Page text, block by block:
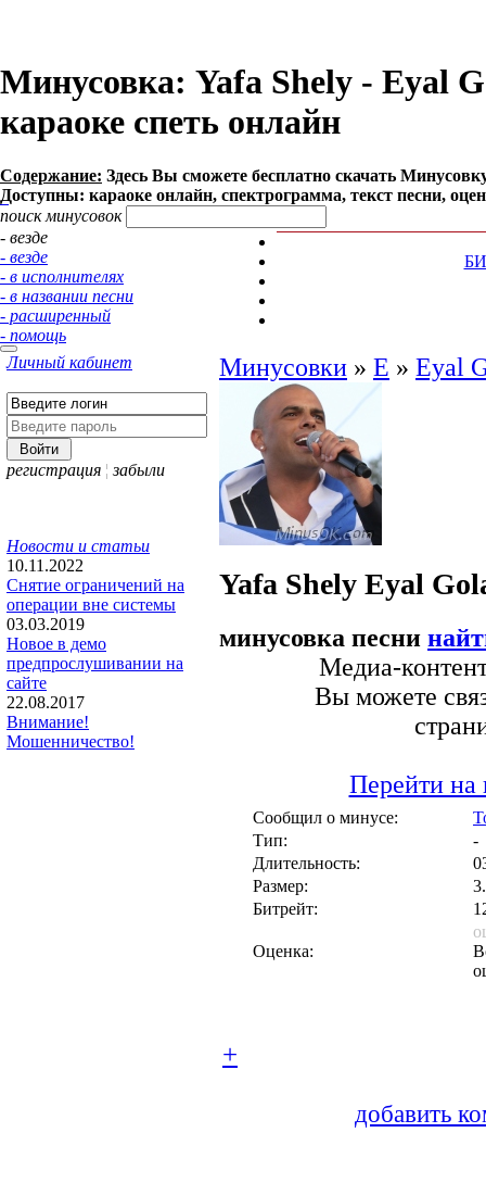
Минусовка: Yafa Shely - Eyal
караоке спеть онлайн
Содержание: Здесь Вы сможете бесплатно cкачать
Доступны: караоке онлайн, спектрограмма, текст песни,
поиск минусовок
- везде
- везде
- в исполнителях
- в названии песни
- расширенный
- помощь
Личный кабинет
регистрация ¦ забыли
Новости и статьи
10.11.2022
Снятие ограничений на
операции вне системы
03.03.2019
Новое в демо
предпрослушивании на
сайте
22.08.2017
Внимание!
Мошенничество!
Минусовки » E » Eyal
Yafa Shely Eyal
минусовка песни
Медиа-
Вы можете
Перейти на
Сообщил о минусе:
Тип:
-
Длительность:
Размер:
Битрейт:
Оценка:
+
добавить